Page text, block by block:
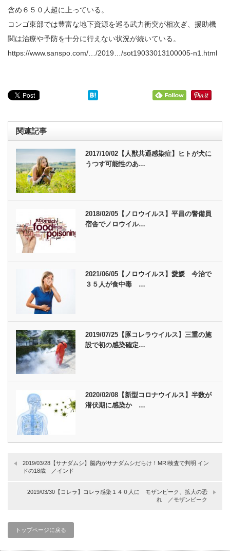
含め６５０人超に上っている。
コンゴ東部では豊富な地下資源を巡る武力衝突が相次ぎ、援助機
関は治療や予防を十分に行えない状況が続いている。
https://www.sanspo.com/…/2019…/sot19033013100005-n1.html
関連記事
2017/10/02【人獣共通感染症】ヒトが犬に
うつす可能性のあ…
2018/02/05【ノロウイルス】平昌の警備員
宿舎でノロウイル…
2021/06/05【ノロウイルス】愛媛 今治で
３５人が食中毒 …
2019/07/25【豚コレラウイルス】三重の施
設で初の感染確定…
2020/02/08【新型コロナウイルス】半数が
潜伏期に感染か …
2019/03/28【サナダムシ】脳内がサナダムシだらけ！MRI検査で判明 イン
ドの18歳 ／インド
2019/03/30【コレラ】コレラ感染１４０人に モザンビーク、拡大の恐
れ ／モザンビーク
トップページに戻る